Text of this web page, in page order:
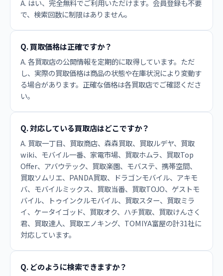
A. はい、完全無料でご利用いただけます。会員登録も不要
で、検索回数に制限はありません。
Q. 買取価格は正確ですか？
A. 各買取店の公開情報を定期的に取得しています。ただ
し、実際の買取価格は商品の状態や在庫状況により変動す
る場合があります。正確な価格は各買取店でご確認くださ
い。
Q. 対応している買取店はどこですか？
A. 買取一丁目、買取商店、森森買取、買取ルデヤ、買取
wiki、モバイル一番、家電市場、買取ホムラ、買取Top
Offer、アバウテック、買取楽園、モバステ、携帯空間、
買取ソムリエ、PANDA買取、ドラゴンモバイル、アキモ
バ、モバイルミックス、買取当番、買取TOJO、ゲストモ
バイル、トゥインクルモバイル、買取スター、買取ミラ
イ、ケータイゴッド、買取オク、ハチ買取、買取けんさく
君、買取達人、買取エノキング、TOMIYA富屋の計31社に
対応しています。
Q. どのように検索できますか？